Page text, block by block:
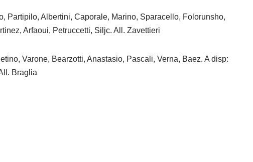
Partipilo, Albertini, Caporale, Marino, Sparacello, Folorunsho,
Arfaoui, Petruccetti, Siljc. All. Zavettieri
Varone, Bearzotti, Anastasio, Pascali, Verna, Baez. A disp:
Braglia